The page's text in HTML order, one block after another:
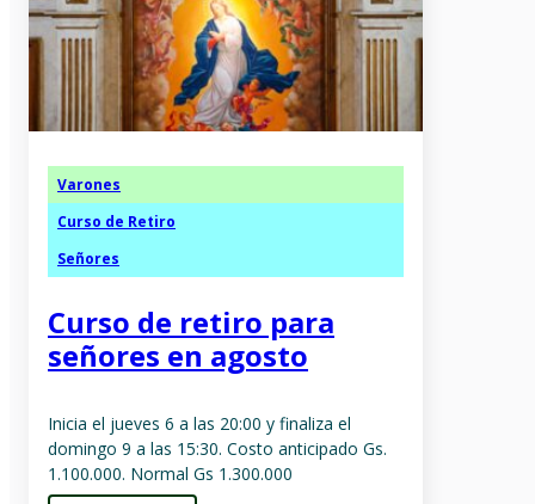
Varones
Curso de Retiro
Señores
Curso de retiro para
señores en agosto
Inicia el jueves 6 a las 20:00 y finaliza el
domingo 9 a las 15:30. Costo anticipado Gs.
1.100.000. Normal Gs 1.300.000